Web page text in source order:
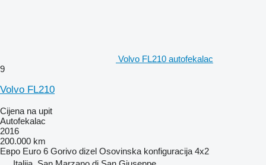
Volvo FL210 autofekalac
9
Volvo FL210
Cijena na upit
Autofekalac
2016
200.000 km
Евро Euro 6 Gorivo dizel Osovinska konfiguracija 4x2